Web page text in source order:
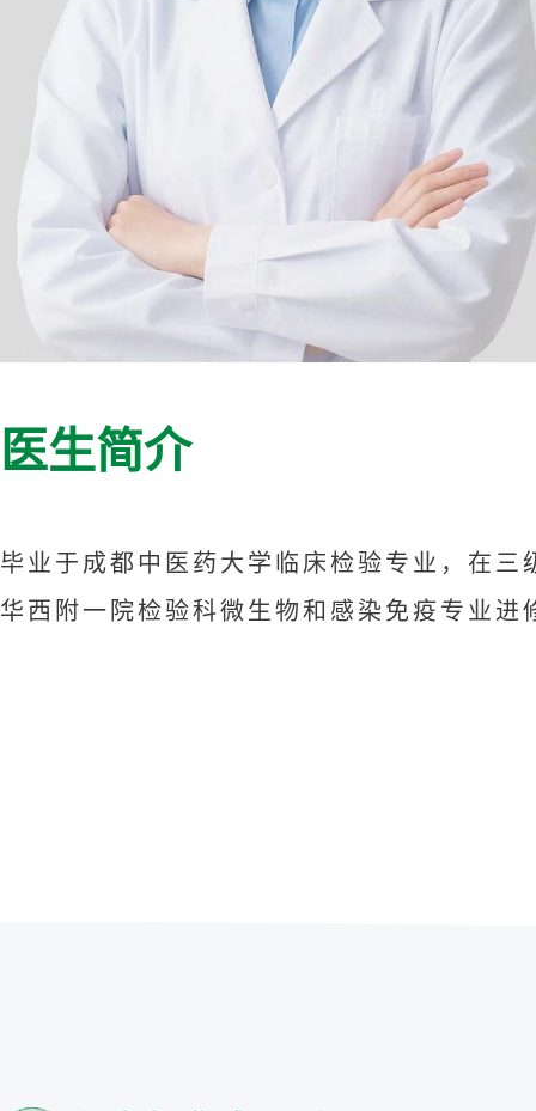
医生简介
毕业于成都中医药大学临床检验专业，在
华西附一院检验科微生物和感染免疫专业